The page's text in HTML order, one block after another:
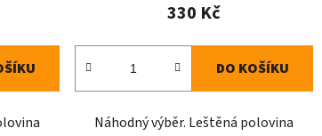
330 Kč
DO KOŠÍKU
Náhodný výběr. Leštěná polovina